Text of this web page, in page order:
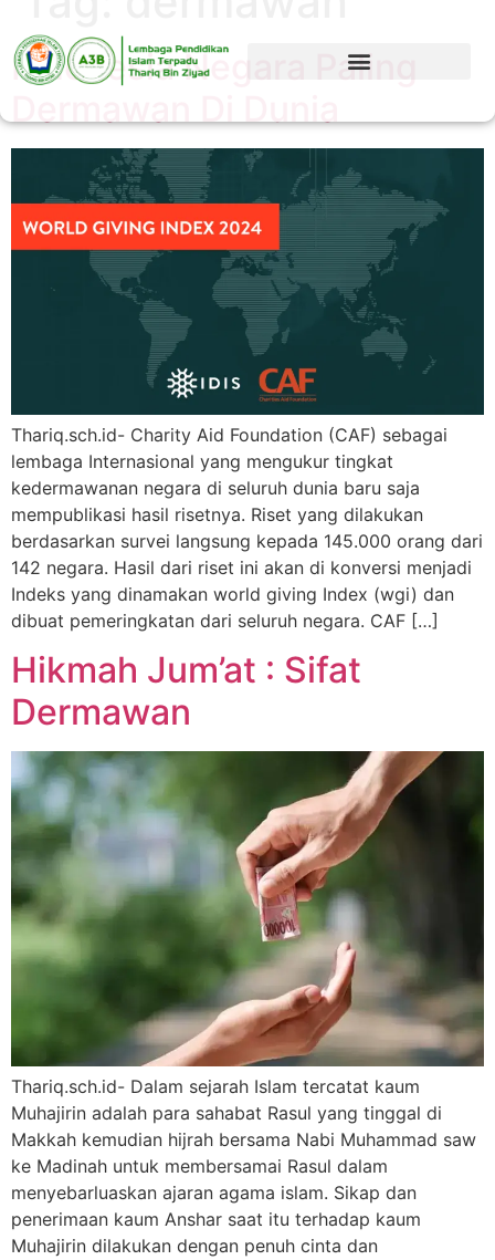
Indonesia Negara Paling
Thariq.sch.id- Charity Aid Foundation (CAF) sebagai
lembaga Internasional yang mengukur tingkat
kedermawanan negara di seluruh dunia baru saja
mempublikasi hasil risetnya. Riset yang dilakukan
berdasarkan survei langsung kepada 145.000 orang dari
142 negara. Hasil dari riset ini akan di konversi menjadi
Indeks yang dinamakan world giving Index (wgi) dan
dibuat pemeringkatan dari seluruh negara. CAF […]
Hikmah Jum’at : Sifat
Dermawan
Thariq.sch.id- Dalam sejarah Islam tercatat kaum
Muhajirin adalah para sahabat Rasul yang tinggal di
Makkah kemudian hijrah bersama Nabi Muhammad saw
ke Madinah untuk membersamai Rasul dalam
menyebarluaskan ajaran agama islam. Sikap dan
penerimaan kaum Anshar saat itu terhadap kaum
Muhajirin dilakukan dengan penuh cinta dan